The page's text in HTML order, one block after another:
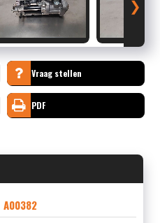
❯
Vraag stellen
PDF
A00382